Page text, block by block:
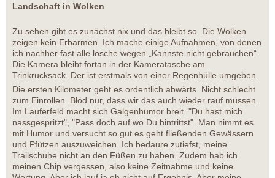
Landschaft in Wolken
Zu sehen gibt es zunächst nix und das bleibt so. Die Wolken
zeigen kein Erbarmen. Ich mache einige Aufnahmen, von denen
ich nachher fast alle lösche wegen „Kannste nicht gebrauchen“.
Die Kamera bleibt fortan in der Kameratasche am
Trinkrucksack. Der ist erstmals von einer Regenhülle umgeben.
Die ersten Kilometer geht es ordentlich abwärts. Nicht schlecht
zum Einrollen. Blöd nur, dass wir das auch wieder rauf müssen.
Im Läuferfeld macht sich Galgenhumor breit. "Du hast mich
nassgespritzt", "Pass doch auf wo Du hintrittst". Man nimmt es
mit Humor und versucht so gut es geht fließenden Gewässern
und Pfützen auszuweichen. Ich bedaure zutiefst, meine
Trailschuhe nicht an den Füßen zu haben. Zudem hab ich
meinen Chip vergessen, also keine Zeitnahme und keine